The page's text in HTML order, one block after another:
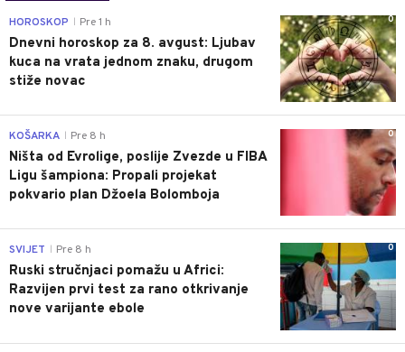
0
HOROSKOP Pre 1 h
Dnevni horoskop za 8. avgust: Ljubav
kuca na vrata jednom znaku, drugom
stiže novac
0
KOŠARKA Pre 8 h
Ništa od Evrolige, poslije Zvezde u FIBA
Ligu šampiona: Propali projekat
pokvario plan Džoela Bolomboja
0
SVIJET Pre 8 h
Ruski stručnjaci pomažu u Africi:
Razvijen prvi test za rano otkrivanje
nove varijante ebole